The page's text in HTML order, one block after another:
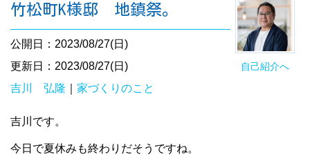
自己紹介へ
竹松町K様邸 地鎮祭。
公開日：2023/08/27(日)
更新日：2023/08/27(日)
吉川 弘隆
家づくりのこと
吉川です。
今日で夏休みも終わりだそうですね。